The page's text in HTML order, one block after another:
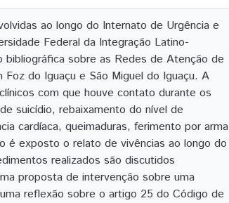
ao longo do Internato de Urgência e
Federal da Integração Latino-
sobre as Redes de Atenção de
do Iguaçu e São Miguel do Iguaçu. A
com que houve contato durante os
suicídio, rebaixamento do nível de
cardíaca, queimaduras, ferimento por arma
é exposto o relato de vivências ao longo do
realizados são discutidos
proposta de intervenção sobre uma
reflexão sobre o artigo 25 do Código de